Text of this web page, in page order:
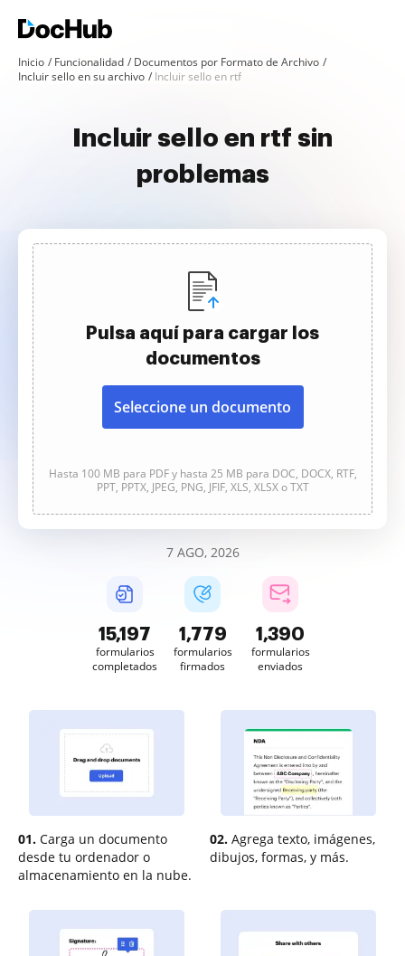
Inicio Funcionalidad
Documentos por Formato de Archivo
Incluir sello en su archivo
Incluir sello en rtf
Incluir sello en rtf sin
problemas
Pulsa aquí para cargar los
documentos
Seleccione un documento
Hasta 100 MB para PDF y hasta 25 MB para DOC, DOCX, RTF,
PPT, PPTX, JPEG, PNG, JFIF, XLS, XLSX o TXT
7 AGO, 2026
15,201
formularios
completados
1,779
formularios
firmados
1,390
formularios
enviados
01. Carga un documento
desde tu ordenador o
almacenamiento en la nube.
02. Agrega texto, imágenes,
dibujos, formas, y más.